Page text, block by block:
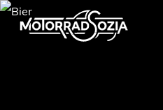
Skip